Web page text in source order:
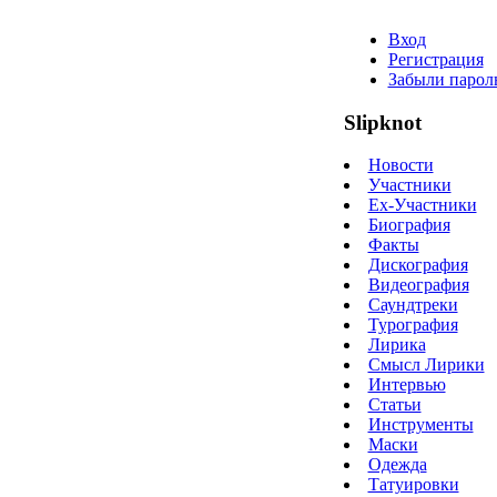
Вход
Регистрация
Забыли
Slipknot
Новости
Участники
Ex-Участники
Биография
Факты
Дискография
Видеография
Саундтреки
Турография
Лирика
Смысл Лирики
Интервью
Статьи
Инструменты
Маски
Одежда
Татуировки